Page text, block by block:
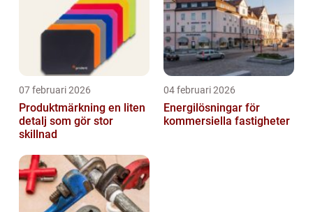
07 februari 2026
Produktmärkning en liten
detalj som gör stor
skillnad
04 februari 2026
Energilösningar för
kommersiella fastigheter